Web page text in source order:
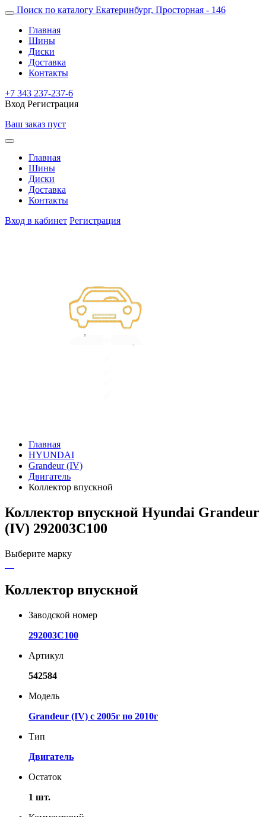
Поиск по каталогу Екатеринбург, Просторная - 146
Главная
Шины
Диски
Доставка
Контакты
+7 343 237-237-6
Вход Регистрация
Ваш заказ пуст
Главная
Шины
Диски
Доставка
Контакты
Вход в кабинет Регистрация
Главная
HYUNDAI
Grandeur (IV)
Двигатель
Коллектор впускной
Коллектор впускной Hyundai Grandeur
(IV) 292003C100
Выберите марку
Коллектор впускной
Заводской номер
292003C100
Артикул
542584
Модель
Grandeur (IV) с 2005г по 2010г
Тип
Двигатель
Остаток
1 шт.